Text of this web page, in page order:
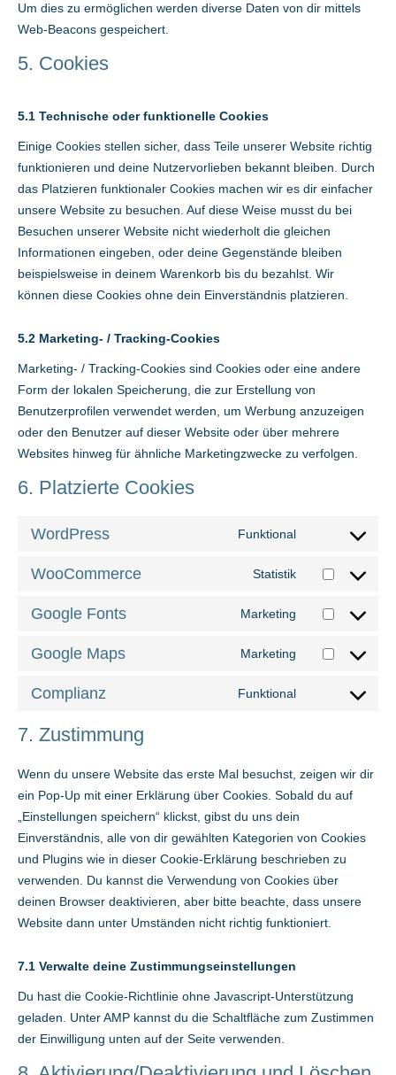
Um dies zu ermöglichen werden diverse Daten von dir mittels
Web-Beacons gespeichert.
5. Cookies
5.1 Technische oder funktionelle Cookies
Einige Cookies stellen sicher, dass Teile unserer Website richtig
funktionieren und deine Nutzervorlieben bekannt bleiben. Durch
das Platzieren funktionaler Cookies machen wir es dir einfacher
unsere Website zu besuchen. Auf diese Weise musst du bei
Besuchen unserer Website nicht wiederholt die gleichen
Informationen eingeben, oder deine Gegenstände bleiben
beispielsweise in deinem Warenkorb bis du bezahlst. Wir
können diese Cookies ohne dein Einverständnis platzieren.
5.2 Marketing- / Tracking-Cookies
Marketing- / Tracking-Cookies sind Cookies oder eine andere
Form der lokalen Speicherung, die zur Erstellung von
Benutzerprofilen verwendet werden, um Werbung anzuzeigen
oder den Benutzer auf dieser Website oder über mehrere
Websites hinweg für ähnliche Marketingzwecke zu verfolgen.
6. Platzierte Cookies
WordPress Funktional
wordpress
WooCommerce Statistik
Consent
woocommerce
Google Fonts Marketing
Consent
Google Maps Marketing
Consent
Complianz Funktional
complianz
7. Zustimmung
Wenn du unsere Website das erste Mal besuchst, zeigen wir dir
ein Pop-Up mit einer Erklärung über Cookies. Sobald du auf
„Einstellungen speichern“ klickst, gibst du uns dein
Einverständnis, alle von dir gewählten Kategorien von Cookies
und Plugins wie in dieser Cookie-Erklärung beschrieben zu
verwenden. Du kannst die Verwendung von Cookies über
deinen Browser deaktivieren, aber bitte beachte, dass unsere
Website dann unter Umständen nicht richtig funktioniert.
7.1 Verwalte deine Zustimmungseinstellungen
Du hast die Cookie-Richtlinie ohne Javascript-Unterstützung
geladen. Unter AMP kannst du die Schaltfläche zum Zustimmen
der Einwilligung unten auf der Seite verwenden.